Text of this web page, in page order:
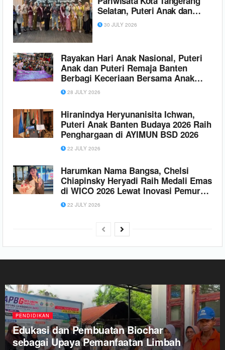
Selatan, Puteri Anak dan
Puteri Remaja Banten 2026
Siap Melaju ke Tingkat
30 JULY 2026
Rayakan Hari Anak Nasional, Puteri
Anak dan Puteri Remaja Banten
Berbagi Keceriaan Bersama Anak
Lapak Pemulung
28 JULY 2026
Hiranindya Heryunanisita Ichwan,
Puteri Anak Banten Budaya 2026 Raih
Penghargaan di AYIMUN BSD 2026
22 JULY 2026
Harumkan Nama Bangsa, Chelsi
Chiapinsky Heryadi Raih Medali Emas
di WICO 2026 Lewat Inovasi Pemurni
Udara
22 JULY 2026
PENDIDIKAN
Edukasi dan Pembuatan Biochar
sebagai Upaya Pemanfaatan Limbah